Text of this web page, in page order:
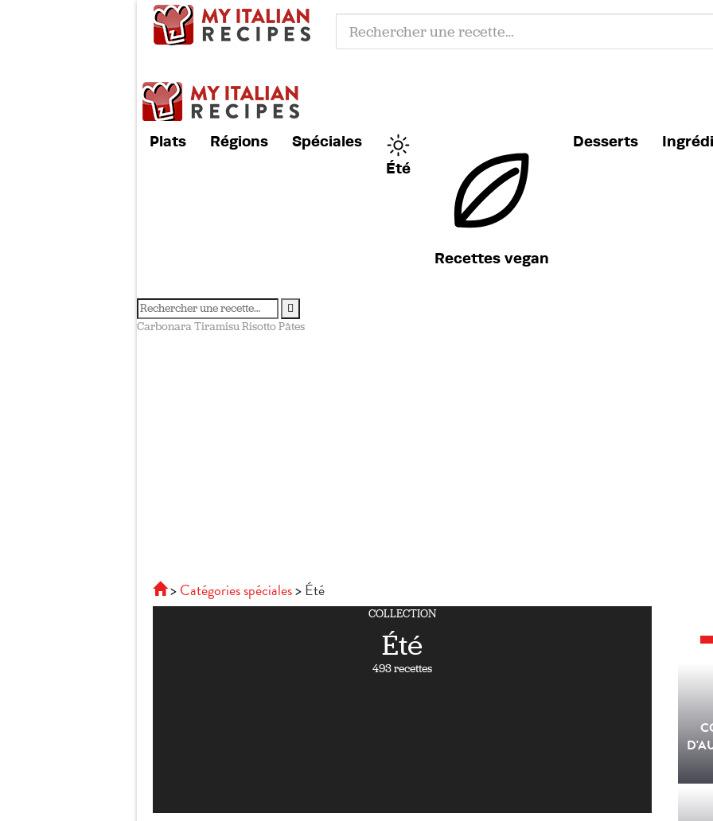
Plats Régions
Spéciales
Été
Recettes vegan
Desserts
CarbonaraTiramisuRisottoPâtes
Catégories spéciales Été
COLLECTION
Été
493 recettes